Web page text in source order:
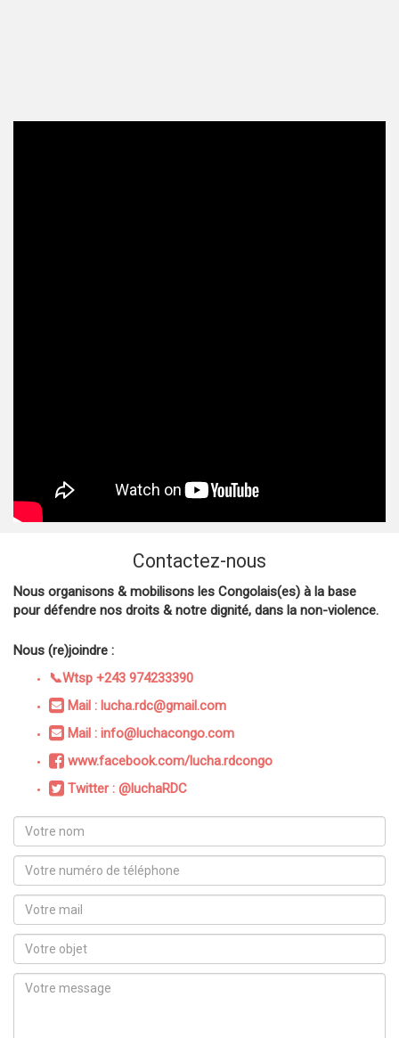
Contactez-nous
Nous organisons & mobilisons les Congolais(es) à la base
pour défendre nos droits & notre dignité, dans la non-violence.
Nous (re)joindre :
📞Wtsp +243 974233390
Mail : lucha.rdc@gmail.com
Mail : info@luchacongo.com
www.facebook.com/lucha.rdcongo
Twitter : @luchaRDC